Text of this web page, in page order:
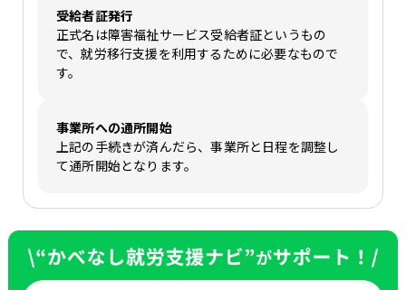
受給者証発行
正式名は障害福祉サービス受給者証というもの
で、就労移行支援を利用するために必要なもので
す。
事業所への通所開始
上記の手続きが済んだら、事業所と日程を調整し
て通所開始となります。